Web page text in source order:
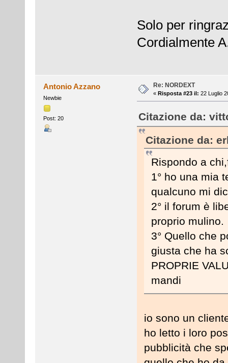
Solo per
Cordialmente
Antonio Azzano
Newbie
Post: 20
Re: NORDEXT
« Risposta #23 il: 22 Luglio
Citazione da:
Citazione da:
Rispondo a
1° ho una mia
qualcuno mi
2° il forum è
proprio mulino.
3° Quello che
giusta che ha
PROPRIE
mandi
io sono un
ho letto i loro
pubblicità che